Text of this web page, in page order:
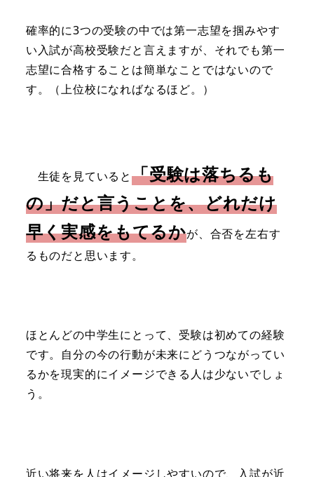
確率的に3つの受験の中では第一志望を掴みやす
い入試が高校受験だと言えますが、それでも第一
志望に合格することは簡単なことではないので
す。（上位校になればなるほど。）
生徒を見ていると「受験は落ちるも
の」だと言うことを、どれだけ
早く実感をもてるかが、合否を左右す
るものだと思います。
ほとんどの中学生にとって、受験は初めての経験
です。自分の今の行動が未来にどうつながってい
るかを現実的にイメージできる人は少ないでしょ
う。
近い将来を人はイメージしやすいので、入試が近